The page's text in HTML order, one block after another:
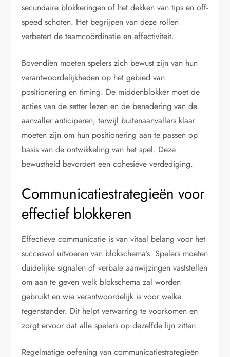
secundaire blokkeringen of het dekken van tips en off-
speed schoten. Het begrijpen van deze rollen
verbetert de teamcoördinatie en effectiviteit.
Bovendien moeten spelers zich bewust zijn van hun
verantwoordelijkheden op het gebied van
positionering en timing. De middenblokker moet de
acties van de setter lezen en de benadering van de
aanvaller anticiperen, terwijl buitenaanvallers klaar
moeten zijn om hun positionering aan te passen op
basis van de ontwikkeling van het spel. Deze
bewustheid bevordert een cohesieve verdediging.
Communicatiestrategieën voor
effectief blokkeren
Effectieve communicatie is van vitaal belang voor het
succesvol uitvoeren van blokschema’s. Spelers moeten
duidelijke signalen of verbale aanwijzingen vaststellen
om aan te geven welk blokschema zal worden
gebruikt en wie verantwoordelijk is voor welke
tegenstander. Dit helpt verwarring te voorkomen en
zorgt ervoor dat alle spelers op dezelfde lijn zitten.
Regelmatige oefening van communicatiestrategieën